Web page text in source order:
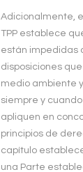
Adicionalmente,
TPP establece
están impedidas
disposiciones
medio ambiente
siempre y
apliquen en
principios de
capítulo
una Parte